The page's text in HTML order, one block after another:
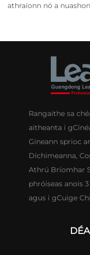
athraíonn nó a
Rangaithe sa
aitheanta i
Gineann sprioc
Díchimeanna,
Athrú Bríomhar
phróiseas anois
agus i gCuige